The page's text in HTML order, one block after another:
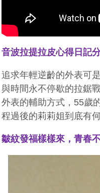
音波拉提拉皮心得日記
追求年輕逆齡的外表可
與時間永不停歇的拉鋸
外表的輔助方式， 55歲
程過後的莉莉姐到底有
皺紋發福樣樣來，青春